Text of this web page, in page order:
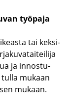
työ­pa­ja
tai kek­si­
ja in­nos­tu­
mu­kaan
mu­kaan.